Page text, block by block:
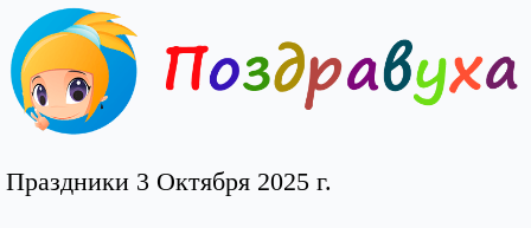
Праздники 3 Октября 2025 г.